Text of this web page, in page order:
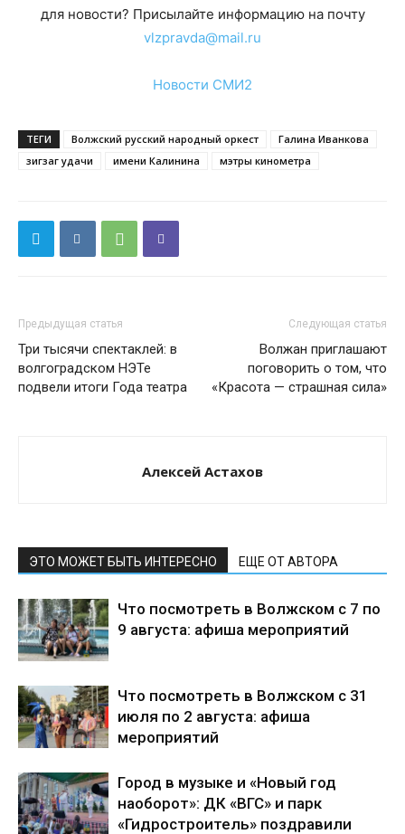
для новости? Присылайте информацию на почту
vlzpravda@mail.ru
Новости СМИ2
ТЕГИ Волжский русский народный оркест
Галина Иванкова
зигзаг удачи
имени Калинина мэтры кинометра
Предыдущая статья
Три тысячи спектаклей: в
волгоградском НЭТе
подвели итоги Года театра
Следующая статья
Волжан приглашают
поговорить о том, что
«Красота — страшная сила»
Алексей Астахов
ЭТО МОЖЕТ БЫТЬ ИНТЕРЕСНО ЕЩЕ ОТ АВТОРА
Что посмотреть в Волжском с 7 по
9 августа: афиша мероприятий
Что посмотреть в Волжском с 31
июля по 2 августа: афиша
мероприятий
Город в музыке и «Новый год
наоборот»: ДК «ВГС» и парк
«Гидростроитель» поздравили